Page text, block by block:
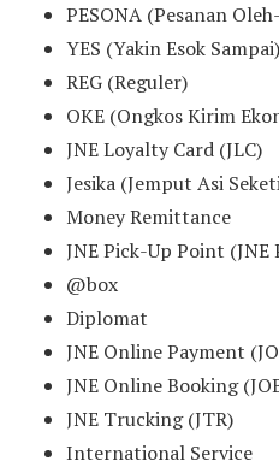
PESONA (Pesanan
YES (Yakin Esok Sampai)
REG (Reguler)
OKE (Ongkos Kirim
JNE Loyalty Card (JLC)
Jesika (Jemput Asi
Money Remittance
JNE Pick-Up Point (JNE
@box
Diplomat
JNE Online Payment
JNE Online Booking
JNE Trucking (JTR)
International Service